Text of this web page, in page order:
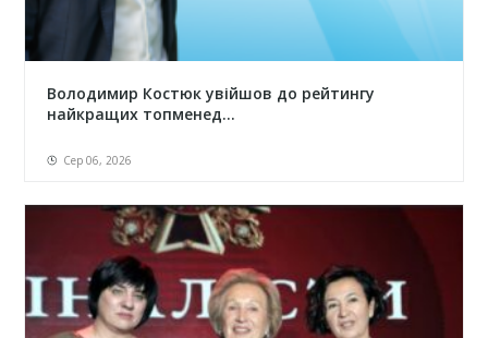
Володимир Костюк увійшов до рейтингу
найкращих топменед...
Сер 06, 2026